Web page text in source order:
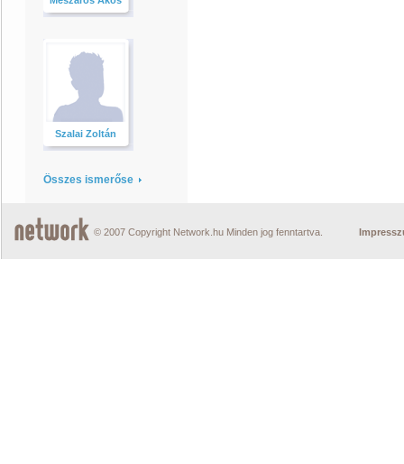
Szalai Zoltán
Összes ismerőse
© 2007 Copyright Network.hu Minden jog fenntartva.